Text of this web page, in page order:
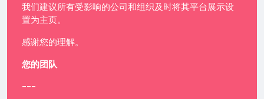
我们建议所有受影响的公司和组织及时将其平台展示设
置为主页。
感谢您的理解。
您的团队
---